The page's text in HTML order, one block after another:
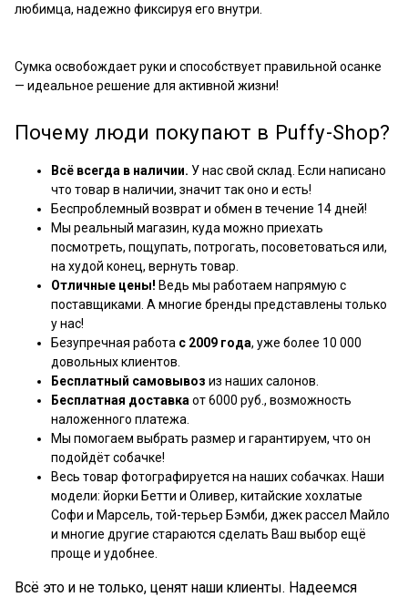
любимца, надежно фиксируя его внутри.
Сумка освобождает руки и способствует правильной осанке
— идеальное решение для активной жизни!
Почему люди покупают в Puffy-Shop?
Всё всегда в наличии. У нас свой склад. Если написано
что товар в наличии, значит так оно и есть!
Беспроблемный возврат и обмен в течение 14 дней!
Мы реальный магазин, куда можно приехать
посмотреть, пощупать, потрогать, посоветоваться или,
на худой конец, вернуть товар.
Отличные цены! Ведь мы работаем напрямую с
поставщиками. А многие бренды представлены только
у нас!
Безупречная работа с 2009 года, уже более 10 000
довольных клиентов.
Бесплатный самовывоз из наших салонов.
Бесплатная доставка от 6000 руб., возможность
наложенного платежа.
Мы помогаем выбрать размер и гарантируем, что он
подойдёт собачке!
Весь товар фотографируется на наших собачках. Наши
модели: йорки Бетти и Оливер, китайские хохлатые
Софи и Марсель, той-терьер Бэмби, джек рассел Майло
и многие другие стараются сделать Ваш выбор ещё
проще и удобнее.
Всё это и не только, ценят наши клиенты. Надеемся